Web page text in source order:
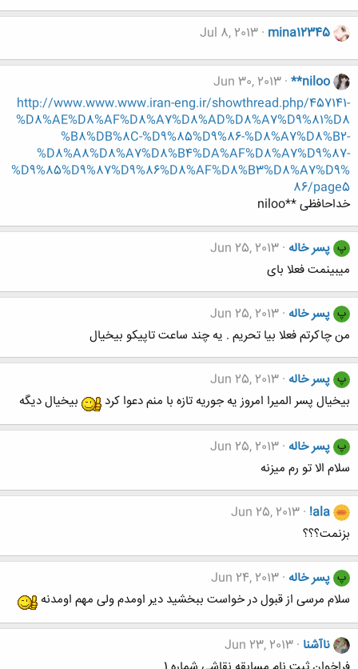
mina12345
Jul 8, 2013
**niloo
Jun 30, 2013
http://www.www.www.iran-eng.ir/showthread.php/457141-
%D8%AE%D8%AF%D8%A7%D8%AD%D8%A7%D9%81%D8
%B8%DB%8C-%D9%85%D9%86-%D8%A7%D8%B2-
%D8%A8%D8%A7%D8%B4%DA%AF%D8%A7%D9%87-
%D9%85%D9%87%D9%86%D8%AF%D8%B3%D8%A7%D9%
86/page5
خداحافظی **niloo
پ پسر خاله Jun 25, 2013
میبینمت فعلا بای
پ پسر خاله Jun 25, 2013
من چاکرتم فعلا بیا تحریم . یه چند ساعت تاپیکو بیخیال
پ پسر خاله Jun 25, 2013
بیخیال پسر المیرا امروز یه جوریه تازه با منم دعوا کرد
بیخیال دیگه
پ پسر خاله Jun 25, 2013
سلام الا تو رم میزنه
!ala
Jun 25, 2013
بزنمت؟؟؟
پ پسر خاله Jun 24, 2013
سلام مرسی از قبول در خواست ببخشید دیر اومدم ولی مهم اومدنه
ناآشنا Jun 23, 2013